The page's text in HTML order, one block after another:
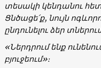
տեսակի կենդանու
Ցնծացե՛ք, նույն
ընդունելու ձեր
«Ներդրում ենք
բյուջեում»։